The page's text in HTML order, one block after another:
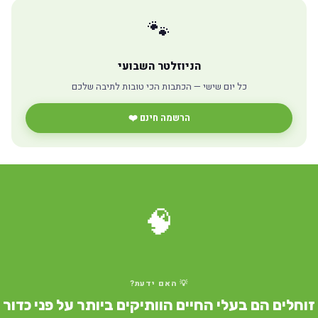
🐾
הניוזלטר השבועי
כל יום שישי — הכתבות הכי טובות לתיבה שלכם
הרשמה חינם ❤️
🧠
💡 האם ידעת?
זוחלים הם בעלי החיים הוותיקים ביותר על פני כדור